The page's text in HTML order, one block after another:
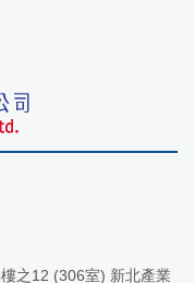
之12 (306室) 新北產業